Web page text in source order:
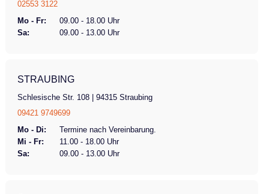
02553 3122
Mo - Fr:
09.00 - 18.00 Uhr
Sa:
09.00 - 13.00 Uhr
STRAUBING
Schlesische Str. 108 | 94315 Straubing
09421 9749699
Mo - Di:
Termine nach Vereinbarung.
Mi - Fr:
11.00 - 18.00 Uhr
Sa:
09.00 - 13.00 Uhr